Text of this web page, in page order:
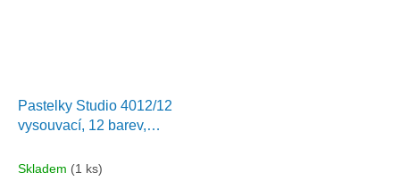
Pastelky Studio 4012/12
vysouvací, 12 barev,
Skladem (1 ks)